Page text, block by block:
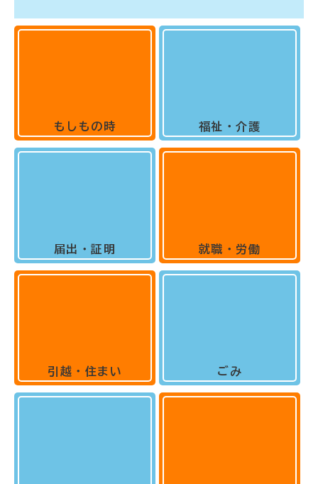
もしもの時
届出・証明
引越・住まい
福祉・介護
就職・労働
ごみ